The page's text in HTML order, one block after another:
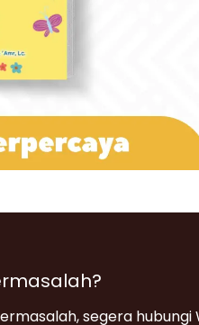
segera hubungi